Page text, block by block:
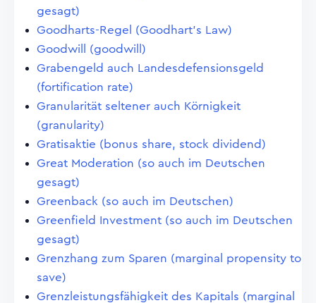
gesagt)
Goodharts-Regel (Goodhart's Law)
Goodwill (goodwill)
Grabengeld auch Landesdefensionsgeld
(fortification rate)
Granularität seltener auch Körnigkeit
(granularity)
Gratisaktie (bonus share, stock dividend)
Great Moderation (so auch im Deutschen
gesagt)
Greenback (so auch im Deutschen)
Greenfield Investment (so auch im Deutschen
gesagt)
Grenzhang zum Sparen (marginal propensity to
save)
Grenzleistungsfähigkeit des Kapitals (marginal